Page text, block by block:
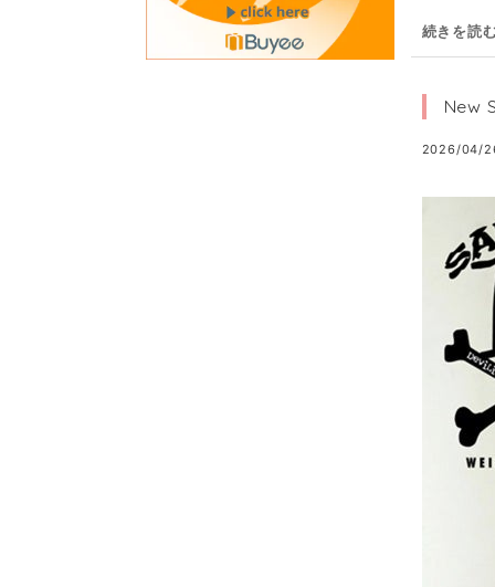
続きを読
New
2026/04/